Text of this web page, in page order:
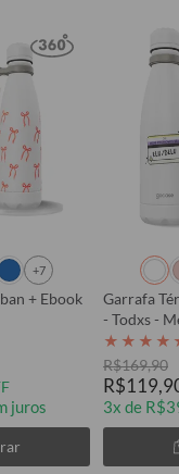
+7
+ Ebook
juros
Garrafa
- Todxs -
★ ★ ★ ★
R$169,90
3x de